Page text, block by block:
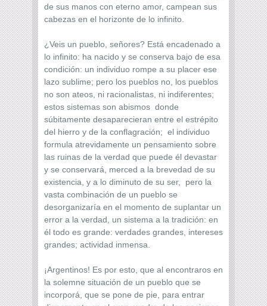
de sus manos con eterno amor, campean sus
cabezas en el horizonte de lo infinito.
¿Veis un pueblo, señores? Está encadenado a
lo infinito: ha nacido y se conserva bajo de esa
condición: un individuo rompe a su placer ese
lazo sublime; pero los pueblos no, los pueblos
no son ateos, ni racionalistas, ni indiferentes;
estos sistemas son abismos donde
súbitamente desaparecieran entre el estrépito
del hierro y de la conflagración; el individuo
formula atrevidamente un pensamiento sobre
las ruinas de la verdad que puede él devastar
y se conservará, merced a la brevedad de su
existencia, y a lo diminuto de su ser, pero la
vasta combinación de un pueblo se
desorganizaría en el momento de suplantar un
error a la verdad, un sistema a la tradición: en
él todo es grande: verdades grandes, intereses
grandes; actividad inmensa.
¡Argentinos! Es por esto, que al encontraros en
la solemne situación de un pueblo que se
incorporá, que se pone de pie, para entrar